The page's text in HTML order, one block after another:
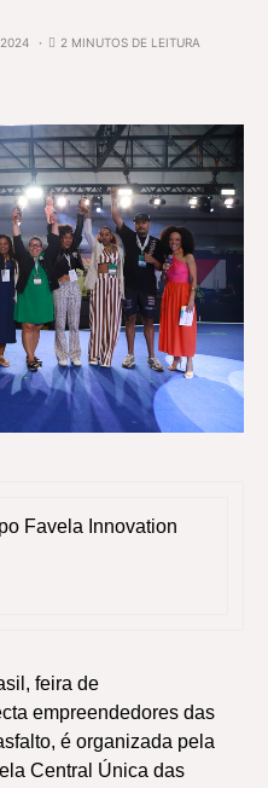
2024
2 MINUTOS DE LEITURA
Favela Innovation
feira de
empreendedores das
é organizada pela
Central Única das